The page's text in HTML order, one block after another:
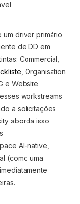
um driver primário
de DD em
Commercial,
, Organisation
e Website
workstreams
a solicitações
aborda isso
AI-native,
(como uma